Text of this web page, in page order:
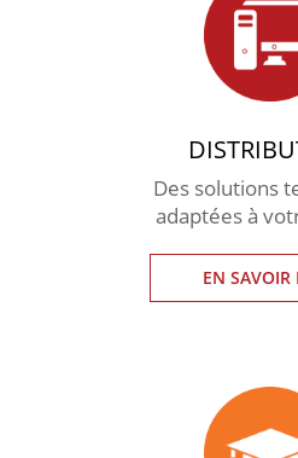
Des solutions
adaptées à
EN SAVOIR